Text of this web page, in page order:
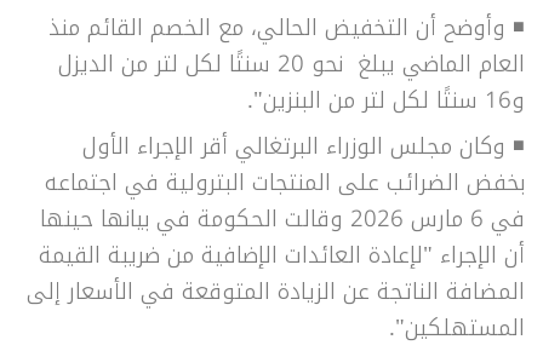
◾ وأوضح أن التخفيض الحالي، مع الخصم القائم منذ
العام الماضي يبلغ نحو 20 سنتًا لكل لتر من الديزل
و16 سنتًا لكل لتر من البنزين".
◾ وكان مجلس الوزراء البرتغالي أقر الإجراء الأول
بخفض الضرائب على المنتجات البترولية في اجتماعه
في 6 مارس 2026 وقالت الحكومة في بيانها حينها
أن الإجراء "لإعادة العائدات الإضافية من ضريبة القيمة
المضافة الناتجة عن الزيادة المتوقعة في الأسعار إلى
المستهلكين".